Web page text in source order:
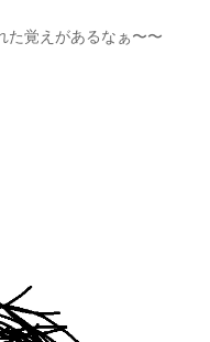
た覚えがあるなぁ〜〜